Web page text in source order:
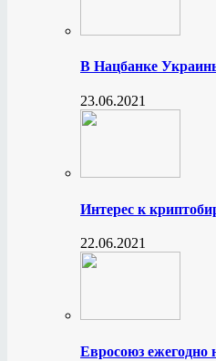
В Нацбанке
23.06.2021
Интерес к
22.06.2021
Евросоюз ежегодно